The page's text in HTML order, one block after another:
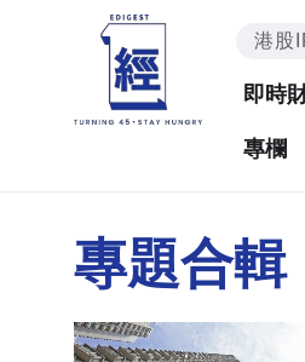
港股
即時
專欄
專題合輯